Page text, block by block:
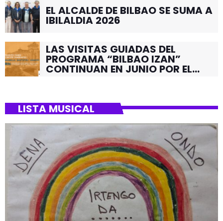
EL ALCALDE DE BILBAO SE SUMA A
IBILALDIA 2026
LAS VISITAS GUIADAS DEL
PROGRAMA “BILBAO IZAN”
CONTINUAN EN JUNIO POR EL
LISTA MUSICAL